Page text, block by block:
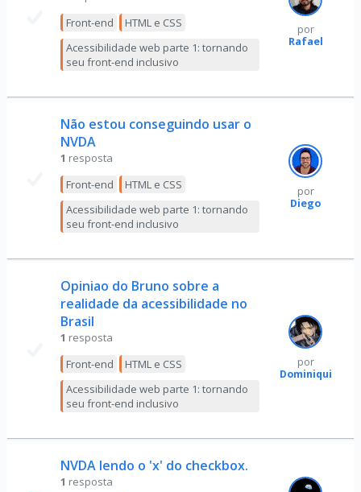
Front-end
HTML e CSS
Acessibilidade web parte 1: tornando
seu front-end inclusivo
por
Rafael
Não estou conseguindo usar o
NVDA
1 resposta
Front-end
HTML e CSS
Acessibilidade web parte 1: tornando
seu front-end inclusivo
por
Diego
Opiniao do Bruno sobre a
realidade da acessibilidade no
Brasil
1 resposta
Front-end
HTML e CSS
Acessibilidade web parte 1: tornando
seu front-end inclusivo
por
Dominiqui
NVDA lendo o 'x' do checkbox.
1 resposta